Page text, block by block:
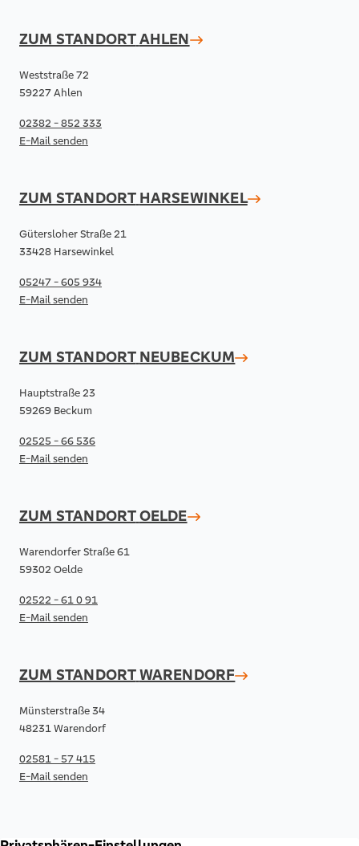
ZUM STANDORTAHLEN
Weststraße 72
59227 Ahlen
02382 - 852 333
E-Mail senden
ZUM STANDORT HARSEWINKEL
Gütersloher Straße 21
33428 Harsewinkel
05247 - 605 934
E-Mail senden
ZUM STANDORT NEUBECKUM
Hauptstraße 23
59269 Beckum
02525 - 66 536
E-Mail senden
ZUM STANDORTOELDE
Warendorfer Straße 61
59302 Oelde
02522 - 61 0 91
E-Mail senden
ZUM STANDORTWARENDORF
Münsterstraße 34
48231 Warendorf
02581 - 57 415
E-Mail senden